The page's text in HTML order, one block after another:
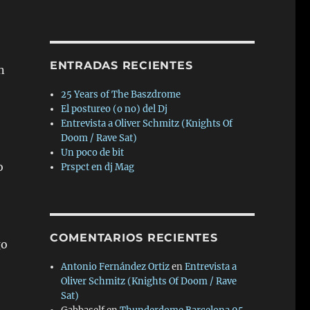
ENTRADAS RECIENTES
25 Years of The Baszdrome
El postureo (o no) del Dj
Entrevista a Oliver Schmitz (Knights Of
Doom / Rave Sat)
Un poco de bit
Prspct en dj Mag
COMENTARIOS RECIENTES
Antonio Fernández OrtizenEntrevista a
Oliver Schmitz (Knights Of Doom / Rave
Sat)